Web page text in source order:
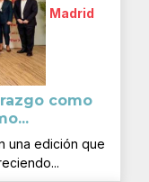
Madrid
como
una edición que